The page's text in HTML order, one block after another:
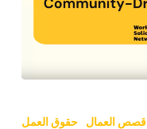
تؤثر
حقوق العمل قصص العمال